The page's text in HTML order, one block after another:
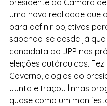
uma nova realidade que
para definir objetivos
sabendo-se desde já
candidata do JPP nas
eleições autárquicas.
Governo, elogios ao
Junta e traçou linhas
quase como um